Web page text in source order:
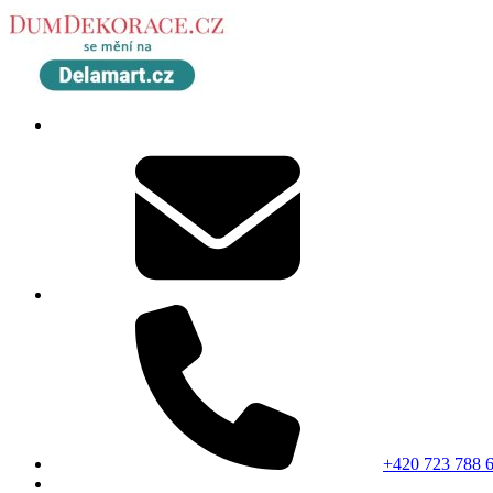
+420 723 788